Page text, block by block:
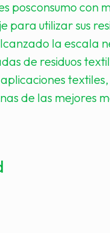
posconsumo con
para utilizar sus
la escala
de residuos
de las mejores